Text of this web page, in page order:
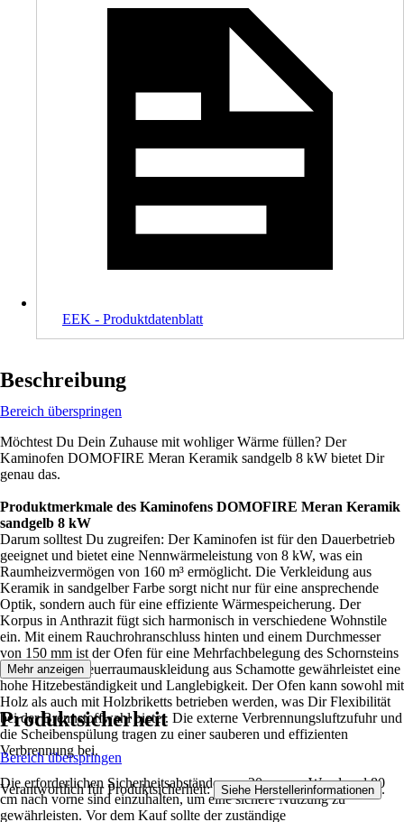
EEK - Produktdatenblatt
Beschreibung
Bereich überspringen
Möchtest Du Dein Zuhause mit wohliger Wärme füllen? Der
Kaminofen DOMOFIRE Meran Keramik sandgelb 8 kW bietet Dir
genau das.
Produktmerkmale des Kaminofens DOMOFIRE Meran Keramik
sandgelb 8 kW
Darum solltest Du zugreifen: Der Kaminofen ist für den Dauerbetrieb
geeignet und bietet eine Nennwärmeleistung von 8 kW, was ein
Raumheizvermögen von 160 m³ ermöglicht. Die Verkleidung aus
Keramik in sandgelber Farbe sorgt nicht nur für eine ansprechende
Optik, sondern auch für eine effiziente Wärmespeicherung. Der
Korpus in Anthrazit fügt sich harmonisch in verschiedene Wohnstile
ein. Mit einem Rauchrohranschluss hinten und einem Durchmesser
von 150 mm ist der Ofen für eine Mehrfachbelegung des Schornsteins
geeignet. Die Feuerraumauskleidung aus Schamotte gewährleistet eine
hohe Hitzebeständigkeit und Langlebigkeit. Der Ofen kann sowohl mit
Holz als auch mit Holzbriketts betrieben werden, was Dir Flexibilität
bei der Brennstoffwahl bietet. Die externe Verbrennungsluftzufuhr und
die Scheibenspülung tragen zu einer sauberen und effizienten
Verbrennung bei.
Die erforderlichen Sicherheitsabstände von 20 cm zur Wand und 80
cm nach vorne sind einzuhalten, um eine sichere Nutzung zu
gewährleisten. Vor dem Kauf sollte der zuständige
Mehr anzeigen
Produktsicherheit
Bereich überspringen
Verantwortlich für Produktsicherheit: Siehe Herstellerinformationen .